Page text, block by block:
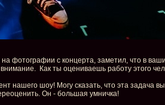
на фотографии с концерта, заметил, что в
Как ты оцениваешь работу этого
нашего шоу! Могу сказать, что эта задача
Он - большая умничка!